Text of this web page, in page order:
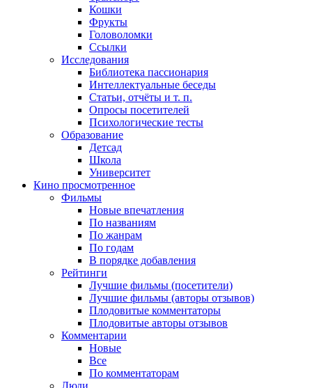
Кошки
Фрукты
Головоломки
Ссылки
Исследования
Библиотека пассионария
Интеллектуальные беседы
Статьи, отчёты и т. п.
Опросы посетителей
Психологические тесты
Образование
Детсад
Школа
Университет
Кино просмотренное
Фильмы
Новые впечатления
По названиям
По жанрам
По годам
В порядке добавления
Рейтинги
Лучшие фильмы (посетители)
Лучшие фильмы (авторы отзывов)
Плодовитые комментаторы
Плодовитые авторы отзывов
Комментарии
Новые
Все
По комментаторам
Люди